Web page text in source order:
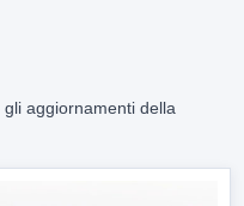
aggiornamenti della